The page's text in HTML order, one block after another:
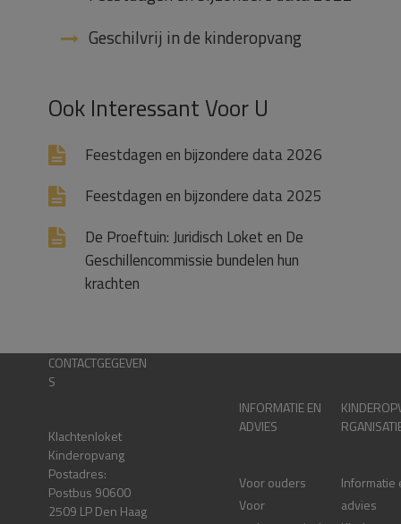
Geschilvrij in de kinderopvang
Ook Interessant Voor U
Feestdagen en bijzondere data 2026
Feestdagen en bijzondere data 2025
De Proeftuin: Juridisch Loket en De
Geschillencommissie bundelen hun
krachten
CONTACTGEGEVEN
S
Klachtenloket
Kinderopvang
Postadres:
Postbus 90600
2509 LP Den Haag
INFORMATIE EN
ADVIES
Voor ouders
Voor
Informatie
advies